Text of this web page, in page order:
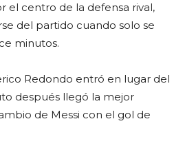
el centro de la defensa rival,
del partido cuando solo se
minutos.
Redondo entró en lugar del
después llegó la mejor
de Messi con el gol de